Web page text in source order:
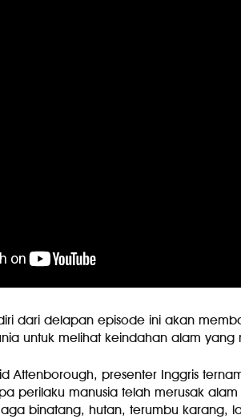
dari delapan episode ini akan
untuk melihat keindahan alam yang
Attenborough, presenter Inggris
perilaku manusia telah merusak
binatang, hutan, terumbu karang,